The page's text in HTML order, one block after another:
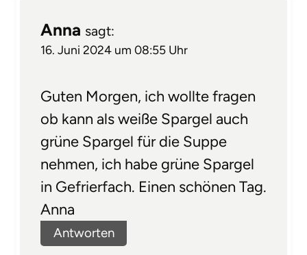
Anna sagt:
16. Juni 2024 um 08:55 Uhr
Guten Morgen, ich wollte fragen
ob kann als weiße Spargel auch
grüne Spargel für die Suppe
nehmen, ich habe grüne Spargel
in Gefrierfach. Einen schönen Tag.
Anna
Antworten